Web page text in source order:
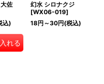
佐
込)
れる
幻水 シロナクジ
[WX06-019]
18円 ～30円(税込)